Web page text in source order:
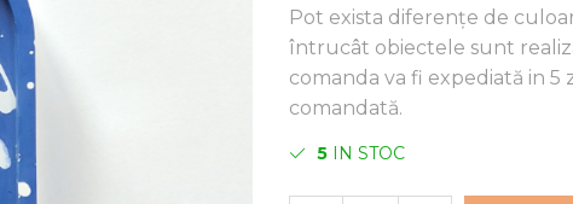
Pot exista diferențe de
întrucât obiectele sunt
comanda va fi expediată in
comandată.
5 IN STOC